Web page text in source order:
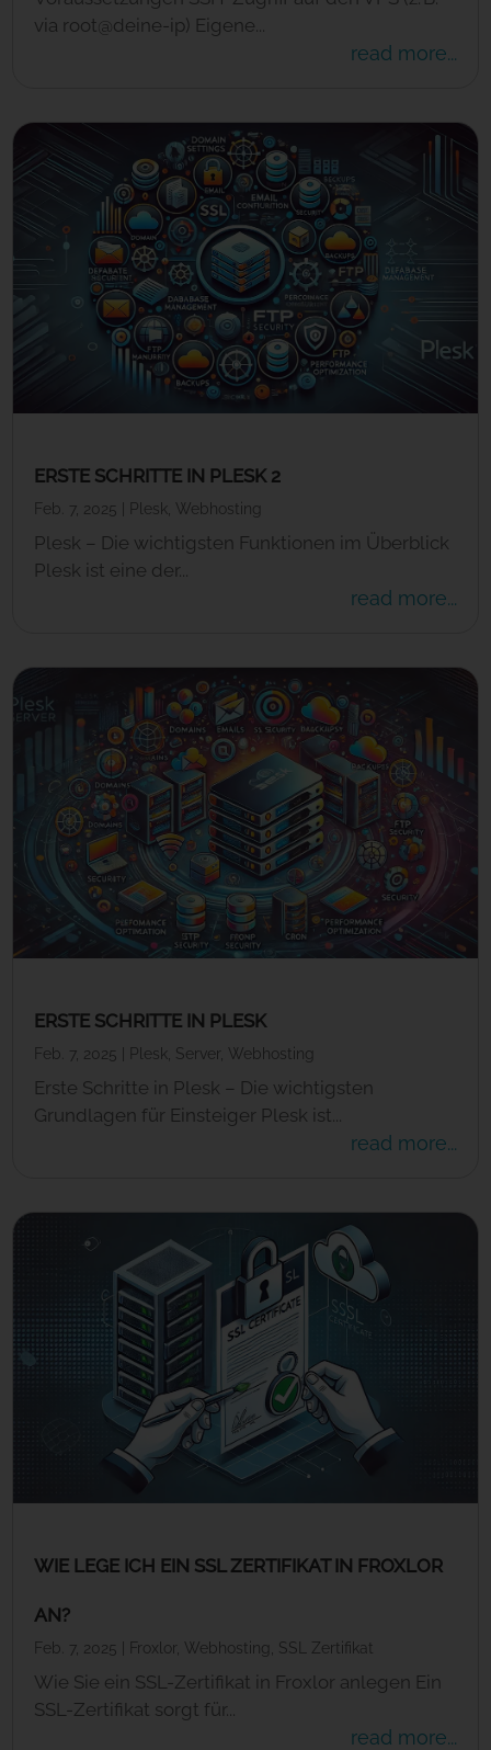
via root@deine-ip) Eigene...
read more...
ERSTE SCHRITTE IN PLESK 2
Feb. 7, 2025 Plesk Webhosting
Plesk – Die wichtigsten Funktionen im Überblick
Plesk ist eine der...
read more...
ERSTE SCHRITTE IN PLESK
Feb. 7, 2025 Plesk Server Webhosting
Erste Schritte in Plesk – Die wichtigsten
Grundlagen für Einsteiger Plesk ist...
read more...
WIE LEGE ICH EIN SSL ZERTIFIKAT IN FROXLOR
AN?
Feb. 7, 2025 Froxlor Webhosting SSL Zertifikat
Wie Sie ein SSL-Zertifikat in Froxlor anlegen Ein
SSL-Zertifikat sorgt für...
read more...